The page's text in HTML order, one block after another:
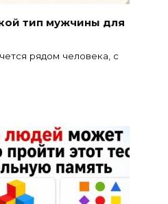
тип мужчины для
рядом человека, с